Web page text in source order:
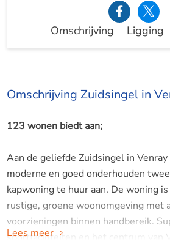
Omschrijving Ligging
Omschrijving Zuidsingel in
123 wonen biedt aan;
Aan de geliefde Zuidsingel in
moderne en goed onderhouden
kapwoning te huur aan. De woning
rustige, groene woonomgeving met
voorzieningen binnen handbereik.
sportfaciliteiten en het centrum van
Lees meer